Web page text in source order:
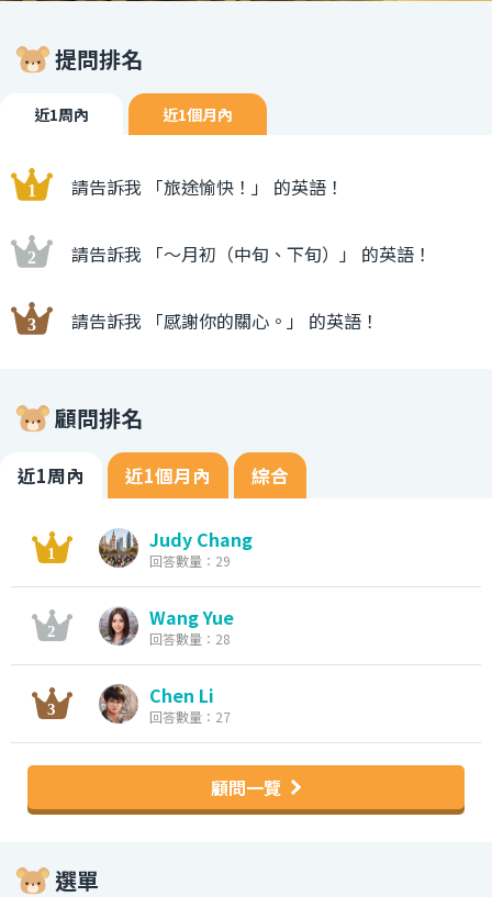
提問排名
近1周內 近1個月內
請告訴我 「旅途愉快！」 的英語！
請告訴我 「〜月初（中旬、下旬）」 的英語！
請告訴我 「感謝你的關心。」 的英語！
顧問排名
近1周內 近1個月內 綜合
Judy Chang
回答數量：29
Wang Yue
回答數量：28
Chen Li
回答數量：27
顧問一覽
選單